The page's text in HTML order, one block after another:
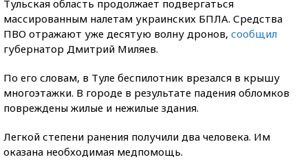
Тульская область продолжает подвергаться
массированным налетам украинских БПЛА. Средства
ПВО отражают уже десятую волну дронов, сообщил
губернатор Дмитрий Миляев.
По его словам, в Туле беспилотник врезался в крышу
многоэтажки. В городе в результате падения обломков
повреждены жилые и нежилые здания.
Легкой степени ранения получили два человека. Им
оказана необходимая медпомощь.